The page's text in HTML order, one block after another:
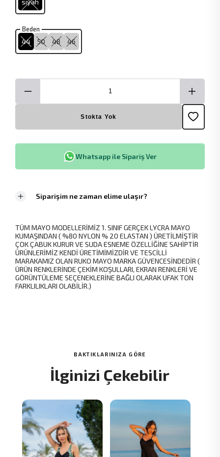
Beden
44 50 48 46
Stokta Yok
Whatsapp ile Sipariş Ver
Siparişim ne zaman elime ulaşır?
TÜM MAYO MODELLERİMİZ 1. SINIF GERÇEK LYCRA MAYO
KUMAŞINDAN ( %80 NYLON % 20 ELASTAN ) ÜRETİLMİŞTİR
ÇOK ÇABUK KURUR VE SUDA ESNEME ÖZELLİĞİNE SAHİPTİR
ÜRÜNLERİMİZ KENDİ ÜRETİMİMİZDİR VE TESCİLLİ
MARAKAMIZ OLAN RUKO MAYO MARKA GÜVENCESİNDEDİR (
ÜRÜN RENKLERİNDE ÇEKİM KOŞULLARI, EKRAN RENKLERİ VE
GÖRÜNTÜLEME SEÇENEKLERİNE BAĞLI OLARAK UFAK TON
FARKLILIKLARI OLABİLİR.)
BAKTIKLARINIZA GÖRE
İlginizi Çekebilir